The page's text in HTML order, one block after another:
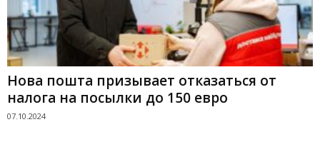
Нова пошта призывает отказаться от
налога на посылки до 150 евро
07.10.2024